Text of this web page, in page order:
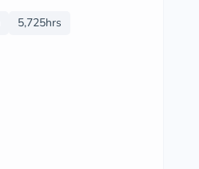
5,725hrs